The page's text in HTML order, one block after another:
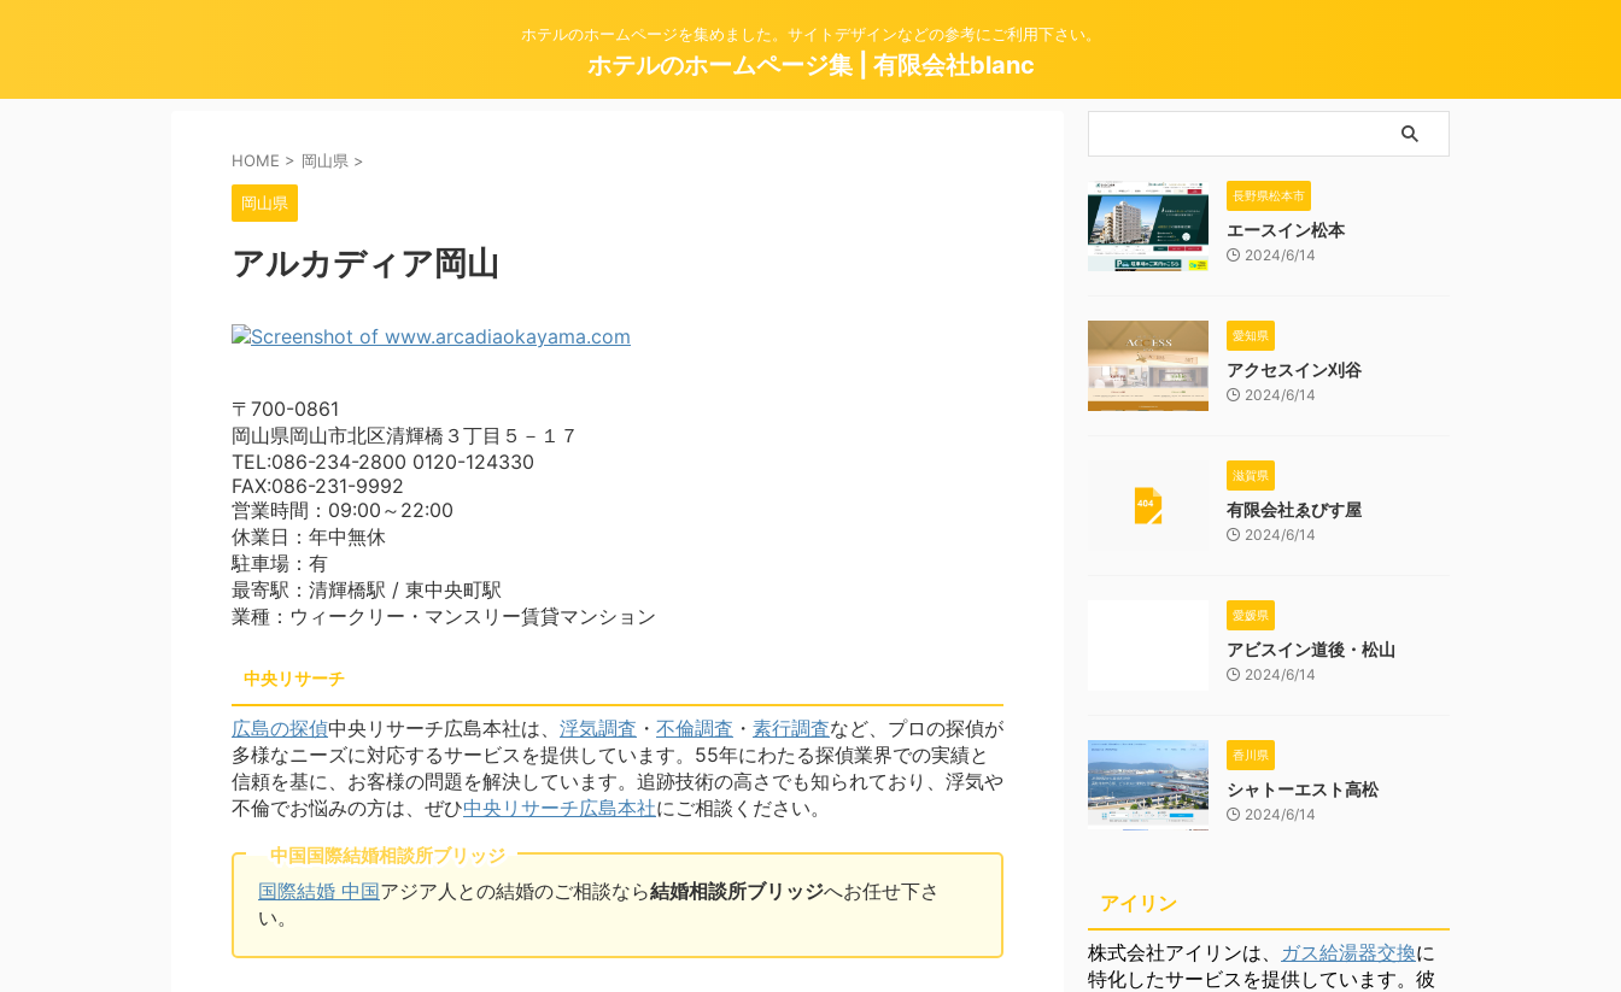
ホテルのホームページを集めました。サイトデザインなどの参考にご利用下さい。
ホテルのホームページ集 | 有限会社blanc
HOME > 岡山県 >
岡山県
アルカディア岡山
〒700-0861
岡山県岡山市北区清輝橋３丁目５－１７
TEL:086-234-2800 0120-124330
FAX:086-231-9992
営業時間：09:00～22:00
休業日：年中無休
駐車場：有
最寄駅：清輝橋駅 / 東中央町駅
業種：ウィークリー・マンスリー賃貸マンション
中央リサーチ
広島の探偵中央リサーチ広島本社は、 浮気調査 ・ 不倫調査 ・ 素行調査など、プロの探偵が
多様なニーズに対応するサービスを提供しています。55年にわたる探偵業界での実績と
信頼を基に、お客様の問題を解決しています。追跡技術の高さでも知られており、浮気や
不倫でお悩みの方は、ぜひ中央リサーチ広島本社にご相談ください。
中国国際結婚相談所ブリッジ
国際結婚 中国アジア人との結婚のご相談なら結婚相談所ブリッジへお任せ下さ
い。
長野県松本市
エースイン松本
2024/6/14
愛知県
アクセスイン刈谷
2024/6/14
滋賀県
有限会社ゑびす屋
2024/6/14
愛媛県
アビスイン道後・松山
2024/6/14
香川県
シャトーエスト高松
2024/6/14
アイリン
株式会社アイリンは、 ガス給湯器交換に
特化したサービスを提供しています。彼